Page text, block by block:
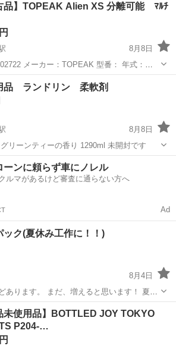
品】TOPEAK Alien XS 分離可能 ﾏﾙﾁ
8月8日
ーカー：TOPEAK 型番： 年式：
市駅 その他
品 ランドリン 柔軟剤
8月8日
ランドリン リラックスグリーンティーの香り 1290ml 未開封です
駅 洗濯用品
ーンに頼らず車にノレル
ルマがあるけど審査に通らない方へ
Ad
ック(夏休み工作に！！)
8月4日
あります。 まだ、増えると思います！ 夏休
雑貨 牛乳パック
未使用品】BOTTLED JOY TOKYO
GIANTS P204-…